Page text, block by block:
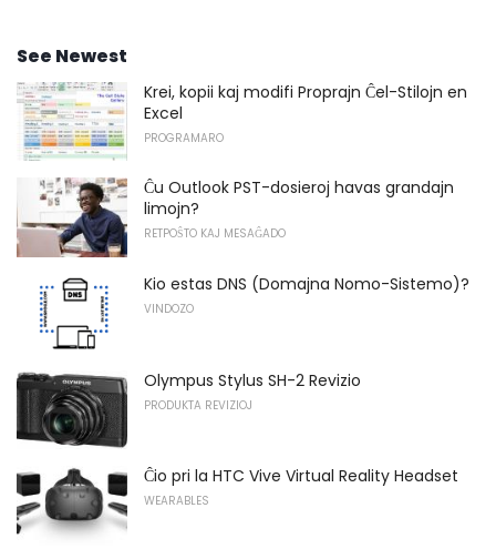
See Newest
Krei, kopii kaj modifi Proprajn Ĉel-Stilojn en
Excel
PROGRAMARO
Ĉu Outlook PST-dosieroj havas grandajn
limojn?
RETPOŜTO KAJ MESAĜADO
Kio estas DNS (Domajna Nomo-Sistemo)?
VINDOZO
Olympus Stylus SH-2 Revizio
PRODUKTA REVIZIOJ
Ĉio pri la HTC Vive Virtual Reality Headset
WEARABLES